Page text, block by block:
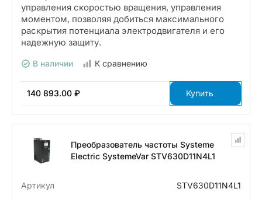
управления скоростью вращения, управления
моментом, позволяя добиться максимального
раскрытия потенциала электродвигателя и его
надежную защиту.
В наличии К сравнению
140 893.00 ₽ Купить
Преобразователь частоты Systeme
Electric SystemeVar STV630D11N4L1
Артикул
STV630D11N4L1